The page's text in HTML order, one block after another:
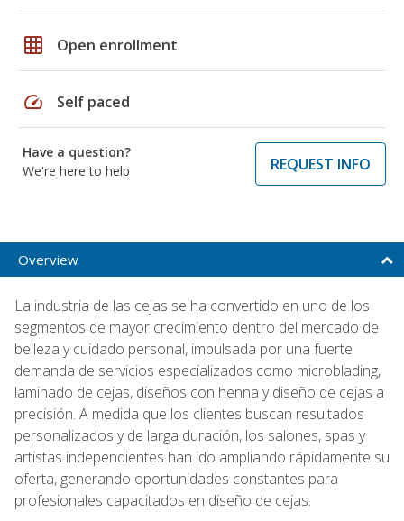
grid_on Open enrollment
speed Self paced
Have a question?
We're here to help
REQUEST INFO
Overview
La industria de las cejas se ha convertido en uno de los
segmentos de mayor crecimiento dentro del mercado de
belleza y cuidado personal, impulsada por una fuerte
demanda de servicios especializados como microblading,
laminado de cejas, diseños con henna y diseño de cejas a
precisión. A medida que los clientes buscan resultados
personalizados y de larga duración, los salones, spas y
artistas independientes han ido ampliando rápidamente su
oferta, generando oportunidades constantes para
profesionales capacitados en diseño de cejas.